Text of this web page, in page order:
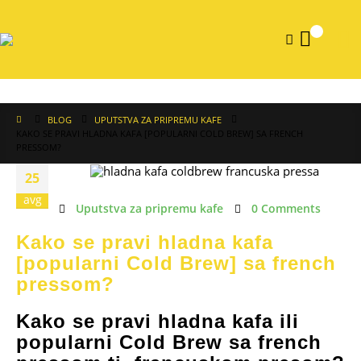
BLOG
UPUTSTVA ZA PRIPREMU KAFE
25
avg
Uputstva za pripremu kafe 0 Comments
Kako se pravi hladna kafa
[popularni Cold Brew] sa french
pressom?
Kako se pravi hladna kafa ili
popularni Cold Brew sa french